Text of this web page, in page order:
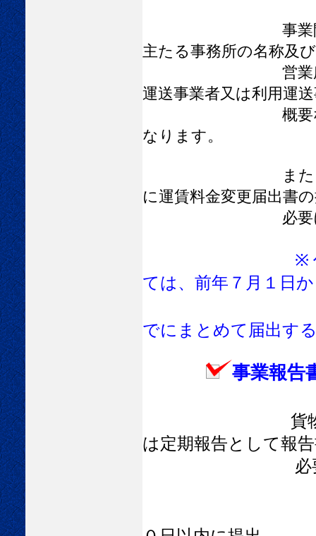
事業開始後に住
主たる事務所の名称及
営業所の名称及
運送事業者又は利用運
概要などが変わ
なります。
また、運賃・料
に運賃料金変更届出書
必要にな
※ 代表権を有
ては、前年７月１日
でにまとめて届出す
事業報告
貨
は定期報告として報
必要があ